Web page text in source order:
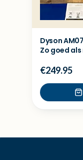
Dyson
Zo goed als
€249.95